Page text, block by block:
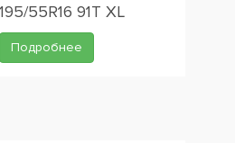
195/55R16 91T XL
Подробнее